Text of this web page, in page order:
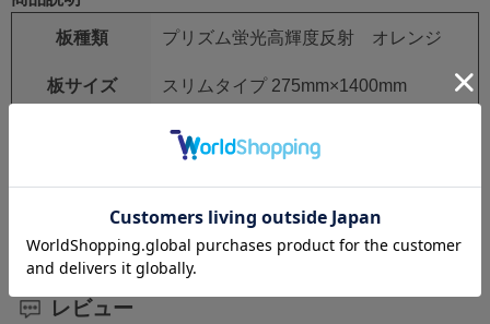
板種類 プリズム蛍光高輝度反射 オレンジ
板サイズ スリムタイプ 275mm×1400mm
25mm角 シルバーアロイ
レビュー